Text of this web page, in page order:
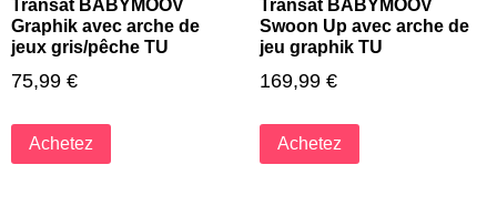
Transat BABYMOOV
Graphik avec arche de
jeux gris/pêche TU
75,99 €
Achetez
Transat BABYMOOV
Swoon Up avec arche de
jeu graphik TU
169,99 €
Achetez